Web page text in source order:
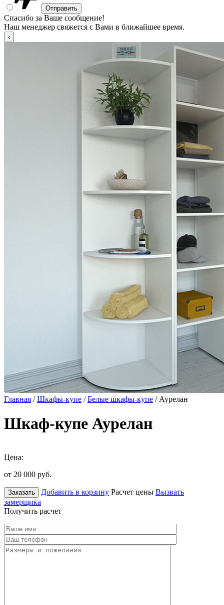
Спасибо за Ваше сообщение!
Наш менеджер свяжется с Вами в ближайшее время.
Главная /Шкафы-купе /Белые шкафы-купе / Аурелан
Шкаф-купе Аурелан
Цена:
от 20 000 руб.
Заказать Добавить в корзину Расчет цены Вызвать
замерщика
Получить расчет